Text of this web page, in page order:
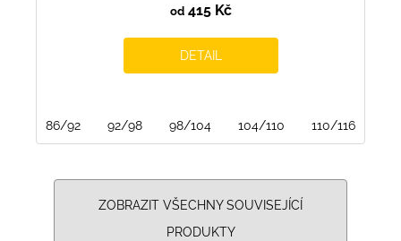
od415 Kč
DETAIL
86/92 92/98 98/104 104/110 110/116
ZOBRAZIT VŠECHNY SOUVISEJÍCÍ
PRODUKTY